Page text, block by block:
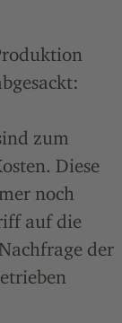
zum
Diese
noch
auf die
der